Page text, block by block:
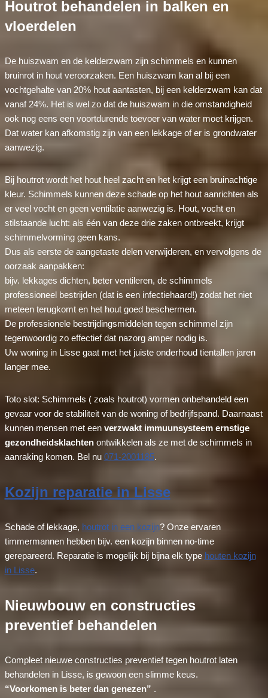
Houtrot behandelen in balken en
vloerdelen
De huiszwam en de kelderzwam zijn schimmels en kunnen
bruinrot in hout veroorzaken. Een huiszwam kan al bij een
vochtgehalte van 20% hout aantasten, bij een kelderzwam kan dat
vanaf 24%. Het is wel zo dat de huiszwam in die omstandigheid
ook nog eens een voortdurende toevoer van water moet krijgen.
Dat water kan afkomstig zijn van een lekkage of er is grondwater
aanwezig.
Bij houtrot wordt het hout heel zacht en het krijgt een bruinachtige
kleur. Schimmels kunnen deze schade op het hout aanrichten als
er veel vocht en geen ventilatie aanwezig is. Hout, vocht en
stilstaande lucht: als één van deze drie zaken ontbreekt, krijgt
schimmelvorming geen kans.
Dus als eerste de aangetaste delen verwijderen, en vervolgens de
oorzaak aanpakken:
bijv. lekkages dichten, beter ventileren, de schimmels
professioneel bestrijden (dat is een infectiehaard!) zodat het niet
meteen terugkomt en het hout goed beschermen.
De professionele bestrijdingsmiddelen tegen schimmel zijn
tegenwoordig zo effectief dat nazorg amper nodig is.
Uw woning in Lisse gaat met het juiste onderhoud tientallen jaren
langer mee.
Toto slot: Schimmels ( zoals houtrot) vormen onbehandeld een
gevaar voor de stabiliteit van de woning of bedrijfspand. Daarnaast
kunnen mensen met een verzwakt immuunsysteem ernstige
gezondheidsklachten ontwikkelen als ze met de schimmels in
aanraking komen. Bel nu 071-2001185.
Kozijn reparatie in Lisse
Schade of lekkage, houtrot in een kozijn? Onze ervaren
timmermannen hebben bijv. een kozijn binnen no-time
gerepareerd. Reparatie is mogelijk bij bijna elk type houten kozijn
in Lisse.
Nieuwbouw en constructies
preventief behandelen
Compleet nieuwe constructies preventief tegen houtrot laten
behandelen in Lisse, is gewoon een slimme keus.
“Voorkomen is beter dan genezen” .